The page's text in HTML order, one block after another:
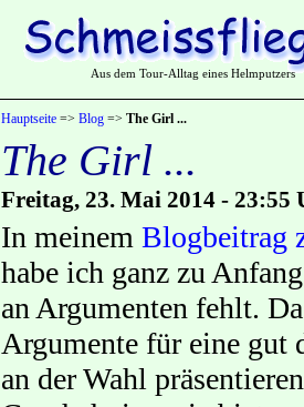
Aus dem Tour-Alltag eines Helmputzers
Hauptseite => Blog => The Girl ...
The Girl ...
Freitag, 23. Mai 2014 - 23:55
In meinem Blogbeitrag
habe ich ganz zu
an Argumenten fehlt.
Argumente für eine gut
an der Wahl